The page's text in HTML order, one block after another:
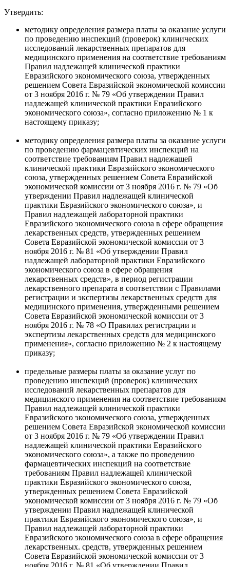
Утвердить:
методику определения размера платы за оказание услуги
по проведению инспекций (проверок) клинических
исследований лекарственных препаратов для
медицинского применения на соответствие требованиям
Правил надлежащей клинической практики
Евразийского экономического союза, утвержденных
решением Совета Евразийской экономической комиссии
от 3 ноября 2016 г. № 79 «Об утверждении Правил
надлежащей клинической практики Евразийского
экономического союза», согласно приложению № 1 к
настоящему приказу;
методику определения размера платы за оказание услуги
по проведению фармацевтических инспекций на
соответствие требованиям Правил надлежащей
клинической практики Евразийского экономического
союза, утвержденных решением Совета Евразийской
экономической комиссии от 3 ноября 2016 г. № 79 «Об
утверждении Правил надлежащей клинической
практики Евразийского экономического союза», и
Правил надлежащей лабораторной практики
Евразийского экономического союза в сфере обращения
лекарственных средств, утвержденных решением
Совета Евразийской экономической комиссии от 3
ноября 2016 г. № 81 «Об утверждении Правил
надлежащей лабораторной практики Евразийского
экономического союза в сфере обращения
лекарственных средств», в период регистрации
лекарственного препарата в соответствии с Правилами
регистрации и экспертизы лекарственных средств для
медицинского применения, утвержденными решением
Совета Евразийской экономической комиссии от 3
ноября 2016 г. № 78 «О Правилах регистрации и
экспертизы лекарственных средств для медицинского
применения», согласно приложению № 2 к настоящему
приказу;
предельные размеры платы за оказание услуг по
проведению инспекций (проверок) клинических
исследований лекарственных препаратов для
медицинского применения на соответствие требованиям
Правил надлежащей клинической практики
Евразийского экономического союза, утвержденных
решением Совета Евразийской экономической комиссии
от 3 ноября 2016 г. № 79 «Об утверждении Правил
надлежащей клинической практики Евразийского
экономического союза», а также по проведению
фармацевтических инспекций на соответствие
требованиям Правил надлежащей клинической
практики Евразийского экономического союза,
утвержденных решением Совета Евразийской
экономической комиссии от 3 ноября 2016 г. № 79 «Об
утверждении Правил надлежащей клинической
практики Евразийского экономического союза», и
Правил надлежащей лабораторной практики
Евразийского экономического союза в сфере обращения
лекарственных. средств, утвержденных решением
Совета Евразийской экономической комиссии от 3